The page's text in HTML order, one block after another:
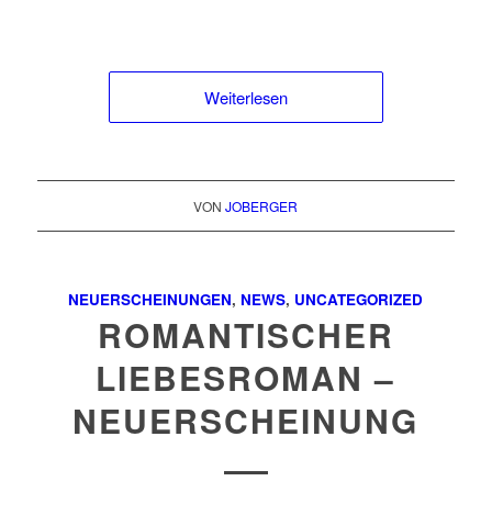
Weiterlesen
VONJOBERGER
NEUERSCHEINUNGEN, NEWS, UNCATEGORIZED
ROMANTISCHER
LIEBESROMAN –
NEUERSCHEINUNG